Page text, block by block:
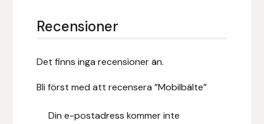
Recensioner
Det finns inga recensioner än.
Bli först med att recensera ”Mobilbälte”
Din e-postadress kommer inte